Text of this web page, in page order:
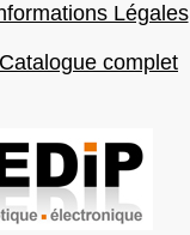
Légales
Catalogue complet